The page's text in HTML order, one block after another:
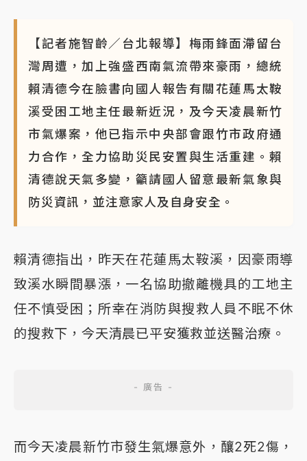
【記者施智齡／台北報導】梅雨鋒面滯留台
灣周遭，加上強盛西南氣流帶來豪雨，總統
賴清德今在臉書向國人報告有關花蓮馬太鞍
溪受困工地主任最新近況，及今天凌晨新竹
市氣爆案，他已指示中央部會跟竹市政府通
力合作，全力協助災民安置與生活重建。賴
清德說天氣多變，籲請國人留意最新氣象與
防災資訊，並注意家人及自身安全。
賴清德指出，昨天在花蓮馬太鞍溪，因豪雨導
致溪水瞬間暴漲，一名協助撤離機具的工地主
任不慎受困；所幸在消防與搜救人員不眠不休
的搜救下，今天清晨已平安獲救並送醫治療。
而今天凌晨新竹市發生氣爆意外，釀2死2傷，